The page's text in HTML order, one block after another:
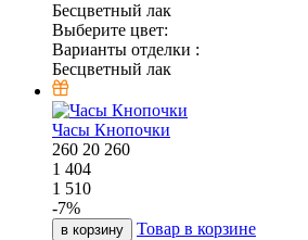
Бесцветный лак
Выберите цвет:
Варианты отделки :
Бесцветный лак
Часы Кнопочки
260 20 260
1 404
1 510
-7%
в корзину Товар в корзине